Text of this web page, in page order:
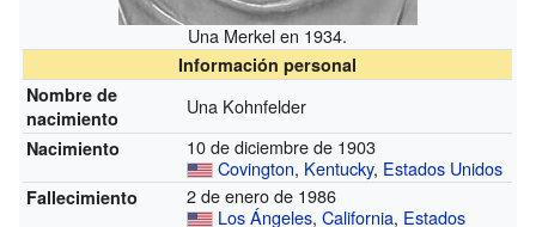
Una Merkel en 1934.
Información personal
Nombre de
nacimiento
Una Kohnfelder
Nacimiento
10 de diciembre de 1903
Covington, Kentucky, Estados Unidos
Fallecimiento
2 de enero de 1986
Los Ángeles,California, Estados